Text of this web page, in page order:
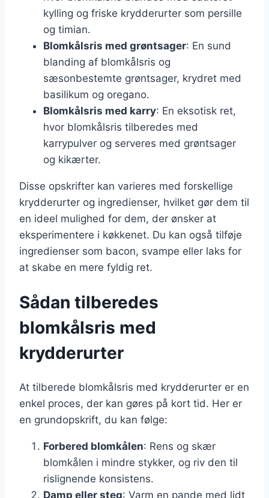
kylling og friske krydderurter som persille
og timian.
Blomkålsris med grøntsager: En sund
blanding af blomkålsris og
sæsonbestemte grøntsager, krydret med
basilikum og oregano.
Blomkålsris med karry: En eksotisk ret,
hvor blomkålsris tilberedes med
karrypulver og serveres med grøntsager
og kikærter.
Disse opskrifter kan varieres med forskellige
krydderurter og ingredienser, hvilket gør dem til
en ideel mulighed for dem, der ønsker at
eksperimentere i køkkenet. Du kan også tilføje
ingredienser som bacon, svampe eller laks for
at skabe en mere fyldig ret.
Sådan tilberedes
blomkålsris med
krydderurter
At tilberede blomkålsris med krydderurter er en
enkel proces, der kan gøres på kort tid. Her er
en grundopskrift, du kan følge:
Forbered blomkålen: Rens og skær
blomkålen i mindre stykker, og riv den til
rislignende konsistens.
Damp eller steg: Varm en pande med lidt